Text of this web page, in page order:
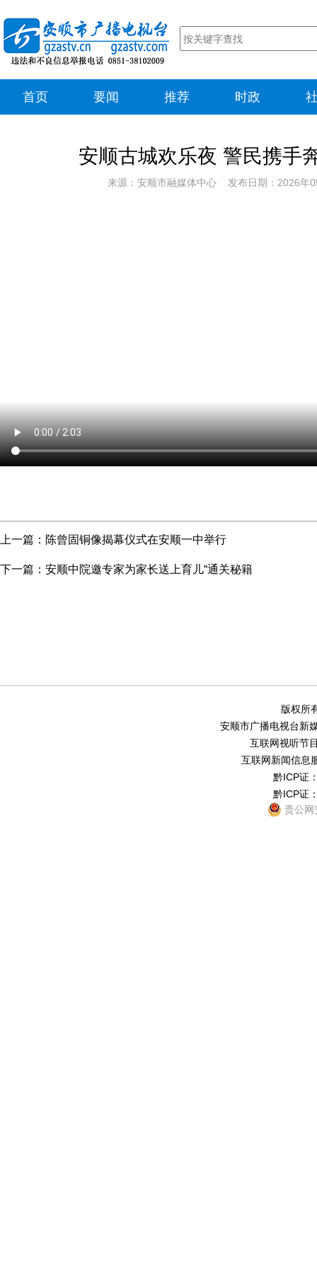
首页 要闻 推荐 时政
安顺古城欢乐夜 警民携手
来源：安顺市融媒体中心 发布日期：2026年
上一篇： 陈曾固铜像揭幕仪式在安顺一中举行
下一篇： 安顺中院邀专家为家长送上育儿“通关秘籍
版权所
安顺市广播电视台新
互联网视听节
互联网新闻信息
黔ICP证
黔ICP证
贵公